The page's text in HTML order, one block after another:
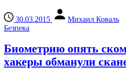
30.03.2015
Михаил Коваль
Безпека
Биометрию опять
хакеры обманули